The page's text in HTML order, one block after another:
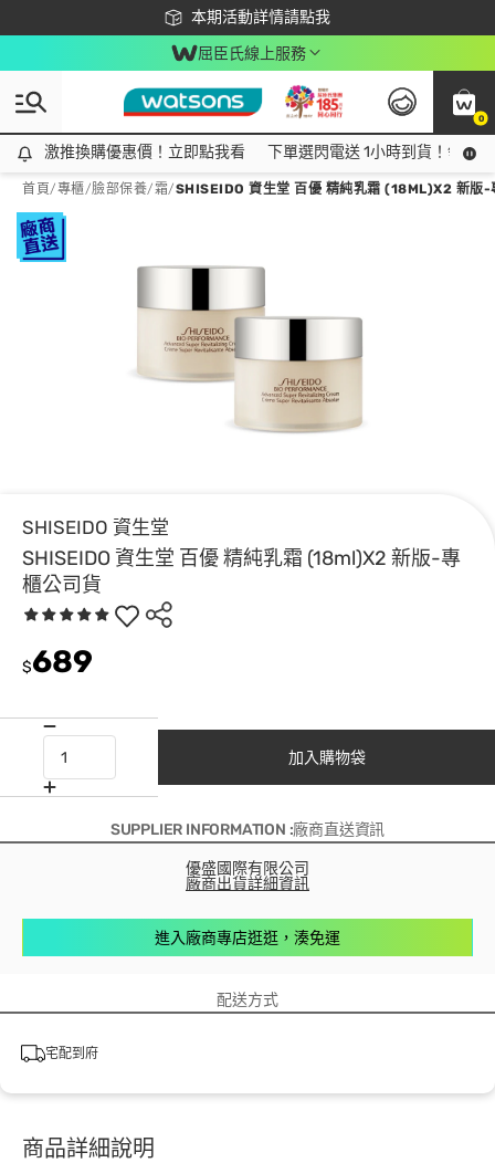
本期活動詳情請點我
下載app最高回饋$350
屈臣氏線上服務
0
激推換購優惠價！立即點我看
激推換購優惠價！立即點我看 下單選閃電送 1小時到貨！領神
首頁/專櫃/臉部保養/霜/SHISEIDO 資生堂 百優 精純乳霜 (18ML)X2 新版-
SHISEIDO 資生堂
SHISEIDO 資生堂 百優 精純乳霜 (18ml)X2 新版-專
櫃公司貨
$689
加入購物袋
SUPPLIER INFORMATION :廠商直送資訊
優盛國際有限公司
廠商出貨詳細資訊
進入廠商專店逛逛，湊免運
配送方式
宅配到府
商品詳細說明